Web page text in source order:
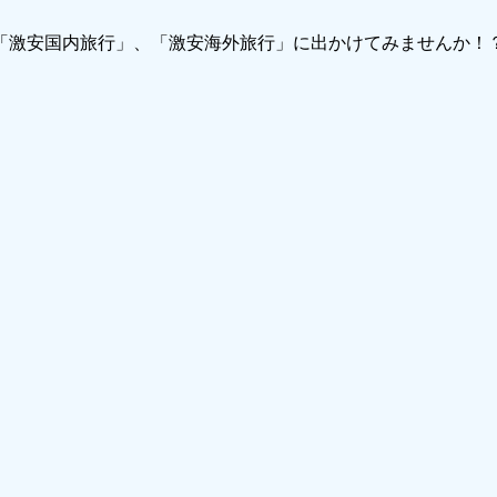
安国内旅行」、「激安海外旅行」に出かけてみませんか！